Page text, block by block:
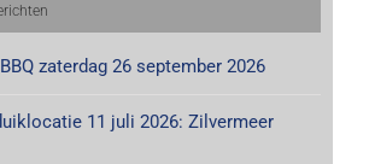
zaterdag 26 september 2026
11 juli 2026: Zilvermeer